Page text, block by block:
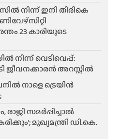
നിന്ന് ഇനി തിരികെ
23 കാരിയുടെ
നിന്ന് വെടിവെപ്പ്:
അറസ്റ്റിൽ
നാളെ ട്രെയിൻ
സമർപ്പിച്ചാൽ
മുഖ്യമന്ത്രി ഡി.കെ.